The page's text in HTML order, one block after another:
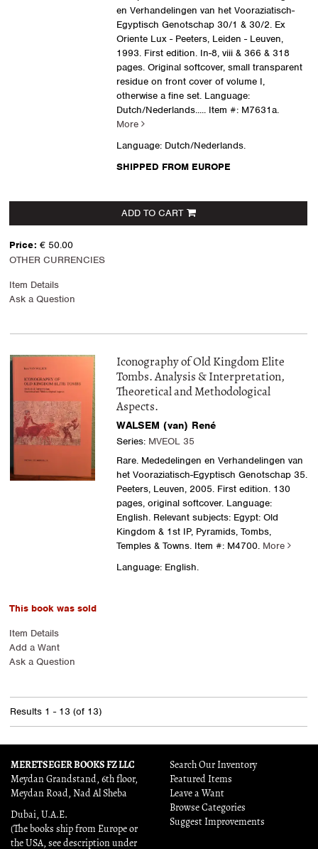
en Verhandelingen van het Vooraziatisch-
Egyptisch Genotschap 30/1 & 30/2. Ex
Oriente Lux - Peeters, Leiden - Leuven,
1993. First edition. In-8, viii & 366 & 318
pages. Original softcover, small transparent
residue on front cover of volume I,
otherwise a fine set. Language:
Dutch/Nederlands..... Item #: M7631a.
More
Language: Dutch/Nederlands.
SHIPPED FROM EUROPE
ADD TO CART
Price: € 50.00
OTHER CURRENCIES
Item Details
Ask a Question
Iconography of Old Kingdom Elite
Tombs. Analysis & Interpretation,
Theoretical and Methodological
Aspects.
WALSEM (van) René
Series: MVEOL 35
Rare. Mededelingen en Verhandelingen van
het Vooraziatisch-Egyptisch Genotschap 35.
Peeters, Leuven, 2005. First edition. 130
pages, original softcover. Language:
English. Relevant subjects: Egypt: Old
Kingdom & 1st IP, Pyramids, Tombs,
Temples & Towns.Item #: M4700. More
Language: English.
This book was sold
Item Details
Add a Want
Ask a Question
Results 1 - 13 (of 13)
MERETSEGER BOOKS FZ LLC
Meydan Grandstand, 6th floor,
Meydan Road, Nad Al Sheba
Dubai, U.A.E.
(The books ship from Europe or
the USA, see description under
Search Our Inventory
Featured Items
Leave a Want
Browse Categories
Suggest Improvements